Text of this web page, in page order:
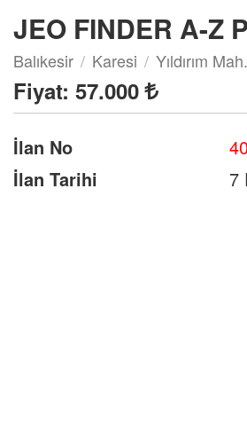
JEO FINDER A-Z
Balıkesir Karesi Yıldırım Mah.
Fiyat: 57.000
İlan No
İlan Tarihi
7